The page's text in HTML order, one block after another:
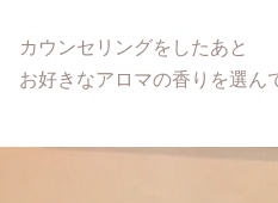
カウンセリングをしたあと
お好きなアロマの香りを選ん